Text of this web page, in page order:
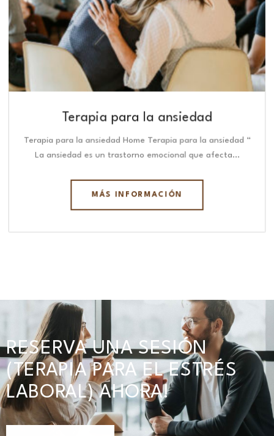
Terapia para la ansiedad
Terapia para la ansiedad Home Terapia para la ansiedad “
La ansiedad es un trastorno emocional que afecta…
MÁS INFORMACIÓN
RESERVA UNA SESIÓN
(TERAPIA PARA EL ESTRÉS
LABORAL) AHORA!